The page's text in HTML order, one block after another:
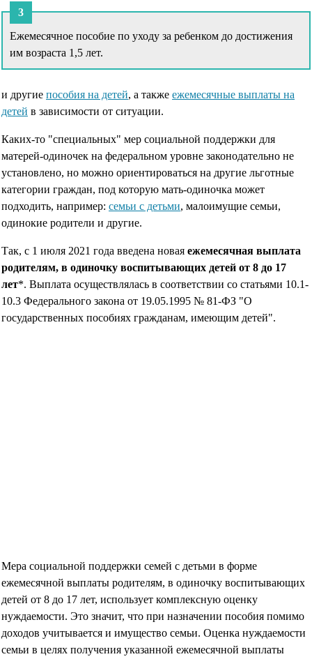
Ежемесячное пособие по уходу за ребенком до достижения
им возраста 1,5 лет.
и другие пособия на детей, а также ежемесячные выплаты на
детей в зависимости от ситуации.
Каких-то "cпециальных" мер социальной поддержки для
матерей-одиночек на федеральном уровне законодательно не
установлено, но можно ориентироваться на другие льготные
категории граждан, под которую мать-одиночка может
подходить, например: семьи с детьми, малоимущие семьи,
одинокие родители и другие.
Так, с 1 июля 2021 года введена новая ежемесячная выплата
родителям, в одиночку воспитывающих детей от 8 до 17
лет*. Выплата осуществлялась в соответствии со статьями 10.1-
10.3 Федерального закона от 19.05.1995 № 81-ФЗ "О
государственных пособиях гражданам, имеющим детей".
Мера социальной поддержки семей с детьми в форме
ежемесячной выплаты родителям, в одиночку воспитывающих
детей от 8 до 17 лет, использует комплексную оценку
нуждаемости. Это значит, что при назначении пособия помимо
доходов учитывается и имущество семьи. Оценка нуждаемости
семьи в целях получения указанной ежемесячной выплаты